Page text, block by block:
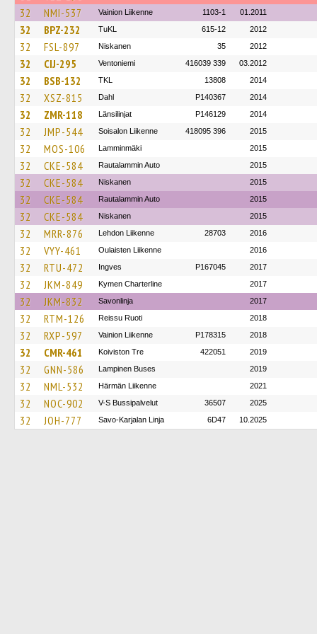
32
NMI-537 Vainion Liikenne 1103-1 01.2011
32 BPZ-232 TuKL 615-12 2012
32 FSL-897 Niskanen 35 2012
32 CIJ-295 Ventoniemi 416039 339 03.2012
32 BSB-132 TKL 13808 2014
32 XSZ-815 Dahl P140367 2014
32 ZMR-118 Länsilinjat P146129 2014
32 JMP-544 Soisalon Liikenne 418095 396 2015
32 MOS-106 Lamminmäki 2015
32 CKE-584 Rautalammin Auto 2015
32 CKE-584 Niskanen 2015
32 CKE-584 Rautalammin Auto 2015
32 CKE-584 Niskanen 2015
32 MRR-876 Lehdon Liikenne 28703 2016
32 VYY-461 Oulaisten Liikenne 2016
32 RTU-472 Ingves P167045 2017
32 JKM-849 Kymen Charterline 2017
32 JKM-832 Savonlinja 2017
32 RTM-126 Reissu Ruoti 2018
32 RXP-597 Vainion Liikenne P178315 2018
32 CMR-461 Koiviston Tre 422051 2019
32 GNN-586 Lampinen Buses 2019
32 NML-532 Härmän Liikenne 2021
32 NOC-902 V-S Bussipalvelut 36507 2025
32 JOH-777 Savo-Karjalan Linja 6D47 10.2025